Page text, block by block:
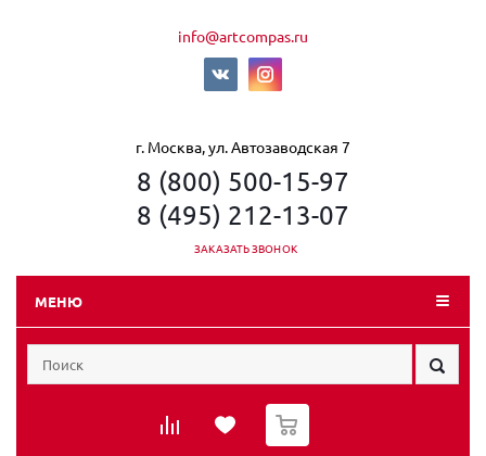
info@artcompas.ru
г. Москва, ул. Автозаводская 7
8 (800) 500-15-97
8 (495) 212-13-07
ЗАКАЗАТЬ ЗВОНОК
МЕНЮ
0